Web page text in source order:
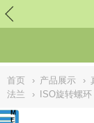
// replaced by scott
Implementation Of
首页 › 产品展示 ›
法兰
› ISO旋转螺环